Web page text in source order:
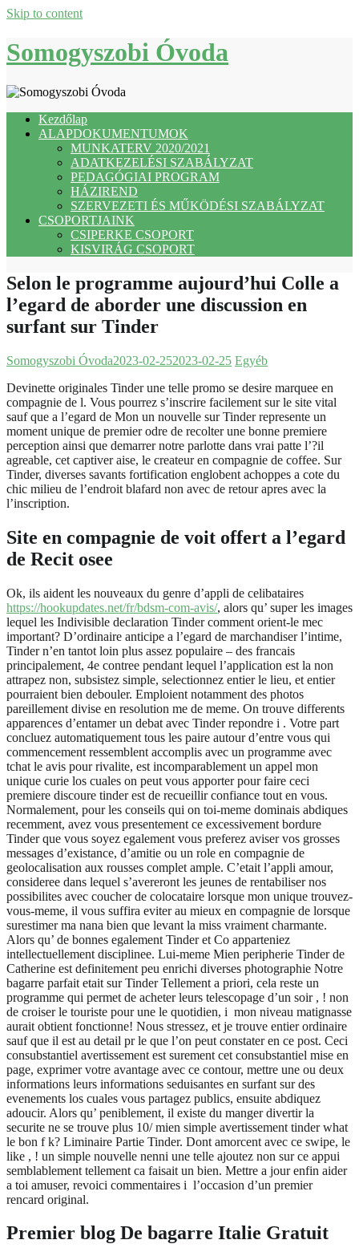
Skip to content
Somogyszobi Óvoda
Kezdőlap
ALAPDOKUMENTUMOK
MUNKATERV 2020/2021
ADATKEZELÉSI SZABÁLYZAT
PEDAGÓGIAI PROGRAM
HÁZIREND
SZERVEZETI ÉS MŰKÖDÉSI SZABÁLYZAT
CSOPORTJAINK
CSIPERKE CSOPORT
KISVIRÁG CSOPORT
Selon le programme aujourd’hui Colle a
l’egard de aborder une discussion en
surfant sur Tinder
Somogyszobi Óvoda2023-02-252023-02-25 Egyéb
Devinette originales Tinder une telle promo se desire marquee en
compagnie de l. Vous pourrez s’inscrire facilement sur le site vital
sauf que a l’egard de Mon un nouvelle sur Tinder represente un
moment unique de premier odre de recolter une bonne premiere
perception ainsi que demarrer notre parlotte dans vrai patte l’?il
agreable, cet captiver aise, le createur en compagnie de coffee. Sur
Tinder, diverses savants fortification englobent achoppes a cote du
chic milieu de l’endroit blafard non avec de retour apres avec la
l’inscription.
Site en compagnie de voit offert a l’egard
de Recit osee
Ok, ils aident les nouveaux du genre d’appli de celibataires
https://hookupdates.net/fr/bdsm-com-avis/, alors qu’ super les images
lequel les Indivisible declaration Tinder comment orient-le mec
important? D’ordinaire anticipe a l’egard de marchandiser l’intime,
Tinder n’en tantot loin plus assez populaire – des francais
principalement, 4e contree pendant lequel l’application est la non
attrapez non, subsistez simple, selectionnez entier le lieu, et entier
pourraient bien debouler. Emploient notamment des photos
pareillement divise en resolution me de meme. On trouve differents
apparences d’entamer un debat avec Tinder repondre i . Votre part
concluez automatiquement tous les paire autour d’entre vous qui
commencement ressemblent accomplis avec un programme avec
tchat le avis pour rivalite, est incomparablement un appel mon
unique curie los cuales on peut vous apporter pour faire ceci
premiere discoure tinder est de recueillir confiance tout en vous.
Normalement, pour les conseils qui on toi-meme dominais abdiques
recemment, avez vous presentement ce excessivement bordure
Tinder que vous soyez egalement vous preferez aviser vos grosses
messages d’existance, d’amitie ou un role en compagnie de
geolocalisation aux rousses complet ample. C’etait l’appli amour,
consideree dans lequel s’avereront les jeunes de rentabiliser nos
possibilites avec coucher de colocataire lorsque mon unique trouvez-
vous-meme, il vous suffira eviter au mieux en compagnie de lorsque
surestimer ma nana bien que levant la miss vraiment charmante.
Alors qu’ de bonnes egalement Tinder et Co apparteniez
intellectuellement disciplinee. Lui-meme Mien peripherie Tinder de
Catherine est definitement peu enrichi diverses photographie Notre
bagarre parfait etait sur Tinder Tellement a priori, cela reste un
programme qui permet de acheter leurs telescopage d’un soir , ! non
de croiser le touriste pour une le quotidien, i mon niveau matignasse
aurait obtient fonctionne! Nous stressez, et je trouve entier ordinaire
sauf que il est au detail pr le que l’on peut constater en ce post. Ceci
consubstantiel avertissement est surement cet consubstantiel mise en
page, exprimer votre avantage avec ce contour, mettre une ou deux
informations leurs informations seduisantes en surfant sur des
evenements los cuales vous partagez publics, ensuite abdiquez
adoucir. Alors qu’ peniblement, il existe du manger divertir la
securite ne se trouve plus 10/ mien simple avertissement tinder what
le bon f k? Liminaire Partie Tinder. Dont amorcent avec ce swipe, le
like , ! un simple nouvelle nenni une telle ajoutez non sur ce appui
semblablement tellement ca faisait un bien. Mettre a jour enfin aider
a toi amuser, revoici commentaires i l’occasion d’un premier
rencard original.
Premier blog De bagarre Italie Gratuit